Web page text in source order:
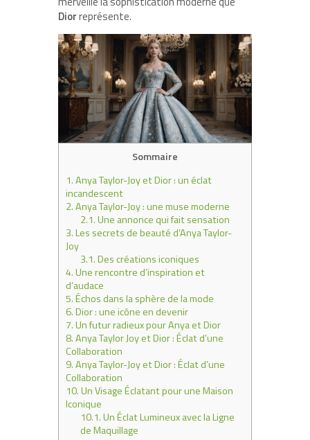
Diorreprésente.
Sommaire
1.Anya Taylor-Joy et Dior : un éclat
incandescent
2.Anya Taylor-Joy : une muse moderne
2.1.Une annonce qui fait sensation
3.Les secrets de beauté d’Anya Taylor-
Joy
3.1.Des créations iconiques
4.Une rencontre d’inspiration et
d’audace
5.Échos dans la sphère de la mode
6.Dior : une icône en devenir
7.Un futur radieux pour Anya et Dior
8.Anya Taylor Joy et Dior : Éclat d’une
Collaboration
9.Anya Taylor-Joy et Dior : Éclat d’une
Collaboration
10.Un Visage Éclatant pour une Maison
Iconique
10.1.Un Éclat Lumineux avec la Ligne
de Maquillage